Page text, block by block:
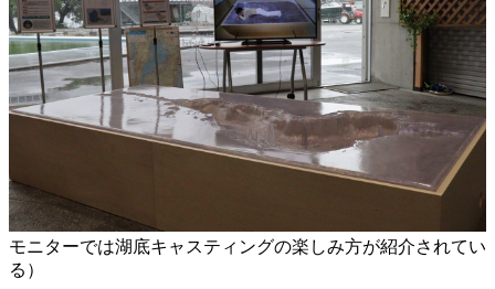
モニターでは湖底キャスティングの楽しみ方が紹介されてい
る）